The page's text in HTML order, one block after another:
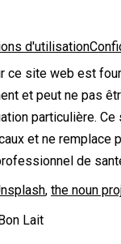
d'utilisation
ce site web est
et peut ne pas
particulière.
et ne remplace
de
, the noun
Lait